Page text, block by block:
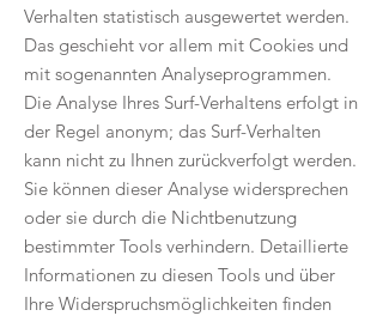
Verhalten statistisch ausgewertet werden.
Das geschieht vor allem mit Cookies und
mit sogenannten Analyseprogrammen.
Die Analyse Ihres Surf-Verhaltens erfolgt in
der Regel anonym; das Surf-Verhalten
kann nicht zu Ihnen zurückverfolgt werden.
Sie können dieser Analyse widersprechen
oder sie durch die Nichtbenutzung
bestimmter Tools verhindern. Detaillierte
Informationen zu diesen Tools und über
Ihre Widerspruchsmöglichkeiten finden